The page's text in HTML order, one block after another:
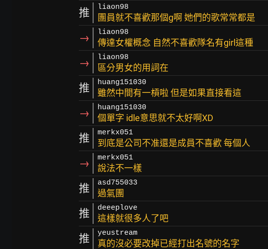
推 liaon98
團員就不喜歡那個g啊 她們的歌常常都是
→ liaon98
傳達女權概念 自然不喜歡隊名有girl這種
→ liaon98
區分男女的用詞在
推 huang151030
雖然中間有一槓啦 但是如果直接看這
→ huang151030
個單字 idle意思就不太好啊XD
推 merkx051
到底是公司不准還是成員不喜歡 每個人
→ merkx051
說法不一樣
推 asd755033
過氣團
推 deeeplove
這樣就很多人了吧
推 yeustream
真的沒必要改掉已經打出名號的名字